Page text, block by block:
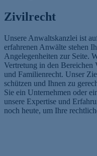
Zivilrecht
Unsere Anwaltskanzlei ist
erfahrenen Anwälte stehen
Angelegenheiten zur Seite.
Vertretung in den Bereichen
und Familienrecht. Unser
schützen und Ihnen zu
Sie ein Unternehmen oder
unsere Expertise und
noch heute, um Ihre